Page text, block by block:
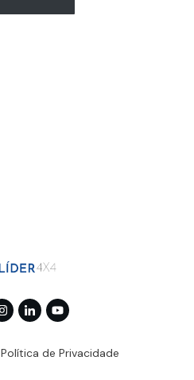
Política de Privacidade